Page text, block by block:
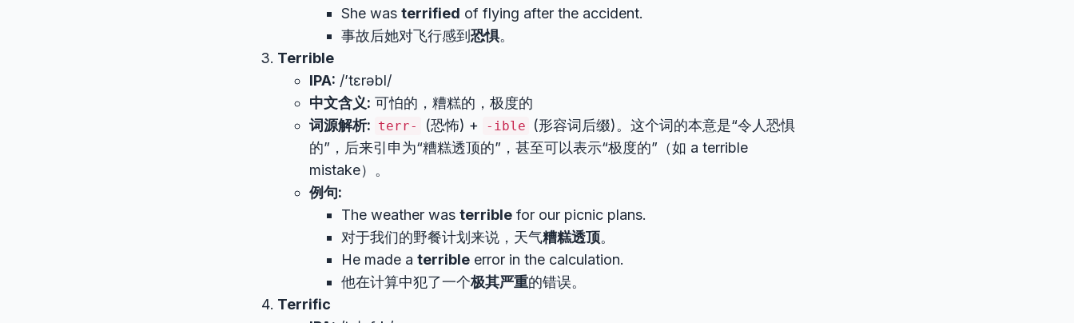
She was terrified of flying after the accident.
事故后她对飞行感到恐惧。
Terrible
IPA: /’tɛrəbl/
中文含义: 可怕的，糟糕的，极度的
词源解析: terr- (恐怖) + -ible
(形容词后缀)。这个词的本意是“令人恐惧
的”，后来引申为“糟糕透顶的”，甚至可以表示“极度的”（如 a terrible
mistake）。
例句:
The weather was terrible for our picnic plans.
对于我们的野餐计划来说，天气糟糕透顶。
He made a terrible error in the calculation.
他在计算中犯了一个极其严重的错误。
Terrific